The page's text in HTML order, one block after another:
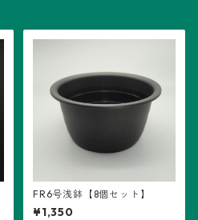
FR6号浅鉢【8個セット】
¥1,350